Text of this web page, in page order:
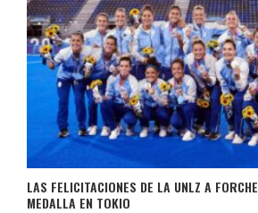
LAS FELICITACIONES DE LA UNLZ A
MEDALLA EN TOKIO